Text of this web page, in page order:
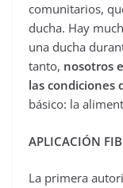
comunitarios,
ducha. Hay
una ducha
tanto, nosotros
las condiciones
básico: la
APLICACIÓN
La primera